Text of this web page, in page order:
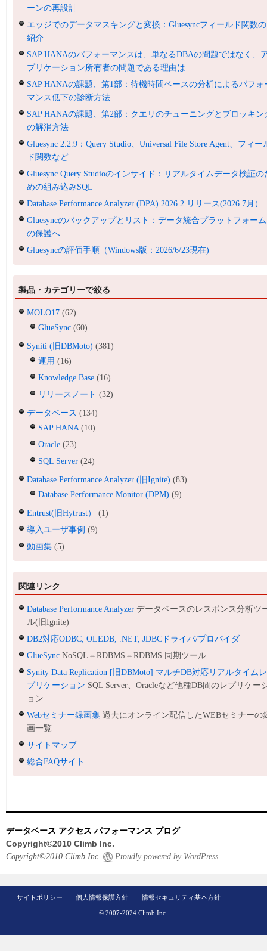
ーンの再設計
エッジでのデータマスキングと変換：Gluesyncフィールド関数の
紹介
SAP HANAのパフォーマンスは、単なるDBAの問題ではなく、
プリケーション所有者の問題である理由は
SAP HANAの課題、第1部：待機時間ベースの分析によるパフォ
マンス低下の診断方法
SAP HANAの課題、第2部：クエリのチューニングとブロッキン
の解消方法
Gluesync 2.2.9：Query Studio、Universal File Store Agent、フィー
ド関数など
Gluesync Query Studioのインサイド：リアルタイムデータ検証の
めの組み込みSQL
Database Performance Analyzer (DPA) 2026.2 リリース(2026.7月）
Gluesyncのバックアップとリスト：データ統合プラットフォーム
の保護へ
Gluesyncの評価手順（Windows版：2026/6/23現在)
製品・カテゴリーで絞る
MOLO17 (62)
GlueSync (60)
Syniti (旧DBMoto) (381)
運用 (16)
Knowledge Base (16)
リリースノート (32)
データベース (134)
SAP HANA (10)
Oracle (23)
SQL Server (24)
Database Performance Analyzer (旧Ignite) (83)
Database Performance Monitor (DPM) (9)
Entrust(旧Hytrust）
(1)
導入ユーザ事例 (9)
動画集 (5)
関連リンク
Database Performance Analyzer データベースのレスポンス分析ツ
ル(旧Ignite)
DB2対応ODBC, OLEDB, .NET, JDBCドライバ/プロバイダ
GlueSync NoSQL⇔RDBMS⇔RDBMS 同期ツール
Synity Data Replication [旧DBMoto] マルチDB対応リアルタイムレ
プリケーション SQL Server、Oracleなど他種DB間のレプリケー
ョン
Webセミナー録画集 過去にオンライン配信したWEBセミナーの
画一覧
サイトマップ
総合FAQサイト
データベース アクセス パフォーマンス ブログ
Copyright©2010 Climb Inc.
Copyright©2010 Climb Inc. Proudly powered by WordPress.
サイトポリシー 個人情報保護方針 情報セキュリティ基本方針
© 2007-2024 Climb Inc.